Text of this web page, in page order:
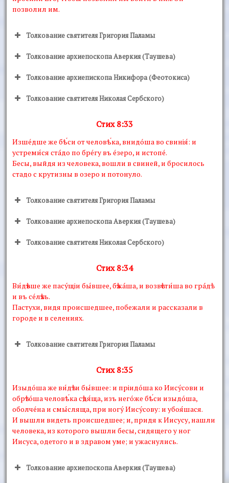
позволил им.
Толкование святителя Григория Паламы
Толкование архиепоскопа Аверкия (Таушева)
Толкование архиепископа Никифора (Феотокиса)
Толкование святителя Николая Сербского)
Стих 8:33
Изшéдше же бѣ́си от человѣ́ка, внидóша во свинiя́: и
устреми́ся стáдо по брéгу въ éзеро, и истопé.
Бесы, выйдя из человека, вошли в свиней, и бросилось
стадо с крутизны в озеро и потонуло.
Толкование святителя Григория Паламы
Толкование архиепоскопа Аверкия (Таушева)
Толкование святителя Николая Сербского)
Стих 8:34
Ви́дѣвше же пасýщiи бы́вшее, бѣжáша, и возвѣсти́ша во грáдѣ
и въ сéлѣхъ.
Пастухи, видя происшедшее, побежали и рассказали в
городе и в селениях.
Толкование святителя Григория Паламы
Стих 8:35
Изыдóша же ви́дѣти бы́вшее: и прiидóша ко Иисýсови и
обрѣтóша человѣ́ка сѣдя́ща, изъ негóже бѣ́си изыдóша,
оболчéна и смы́сляща, при ногý Иисýсову: и убоя́шася.
И вышли видеть происшедшее; и, придя к Иисусу, нашли
человека, из которого вышли бесы, сидящего у ног
Иисуса, одетого и в здравом уме; и ужаснулись.
Толкование архиепоскопа Аверкия (Таушева)